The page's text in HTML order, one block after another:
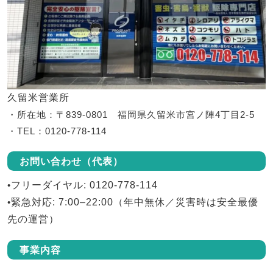
久留米営業所
・所在地：〒839-0801 福岡県久留米市宮ノ陣4丁目2-5
・TEL：0120-778-114
お問い合わせ（代表）
•フリーダイヤル: 0120-778-114
•緊急対応: 7:00–22:00（年中無休／災害時は安全最優
先の運営）
事業内容